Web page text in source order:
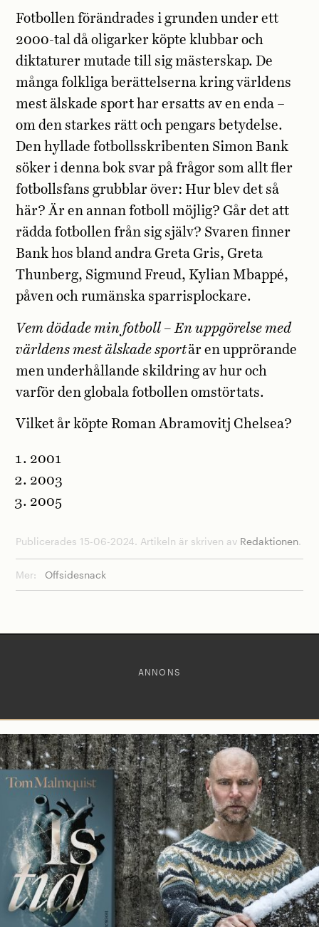
Fotbollen förändrades i grunden under ett
2000-tal då oligarker köpte klubbar och
diktaturer mutade till sig mästerskap. De
många folkliga berättelserna kring världens
mest älskade sport har ersatts av en enda –
om den starkes rätt och pengars betydelse.
Den hyllade fotbollsskribenten Simon Bank
söker i denna bok svar på frågor som allt fler
fotbollsfans grubblar över: Hur blev det så
här? Är en annan fotboll möjlig? Går det att
rädda fotbollen från sig själv? Svaren finner
Bank hos bland andra Greta Gris, Greta
Thunberg, Sigmund Freud, Kylian Mbappé,
påven och rumänska sparrisplockare.
Vem dödade min fotboll – En uppgörelse med
världens mest älskade sportär en upprörande
men underhållande skildring av hur och
varför den globala fotbollen omstörtats.
Vilket år köpte Roman Abramovitj Chelsea?
2001
2003
2005
Publicerades 15-06-2024. Artikeln är skriven av Redaktionen.
Mer: Offsidesnack
ANNONS